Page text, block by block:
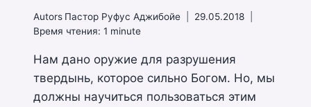
Autors Пастор Руфус Аджибойе
29.05.2018
Время чтения: 1 minute
Нам дано оружие для разрушения
твердынь, которое сильно Богом. Но, мы
должны научиться пользоваться этим